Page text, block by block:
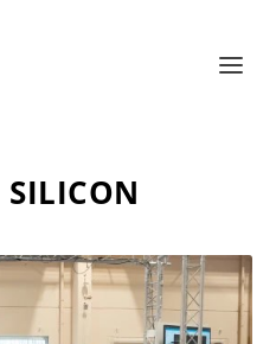
SILICON